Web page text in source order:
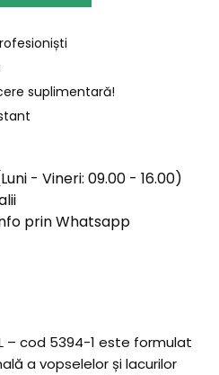
suplimentară!
- Vineri: 09.00 - 16.00)
prin Whatsapp
– cod 5394-1 este formulat
a vopselelor și lacurilor